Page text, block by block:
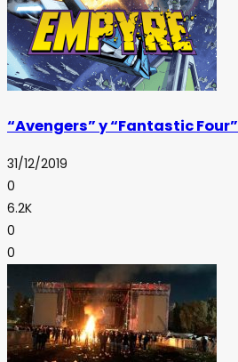
“Avengers” y “Fantastic
31/12/2019
0
6.2K
0
0